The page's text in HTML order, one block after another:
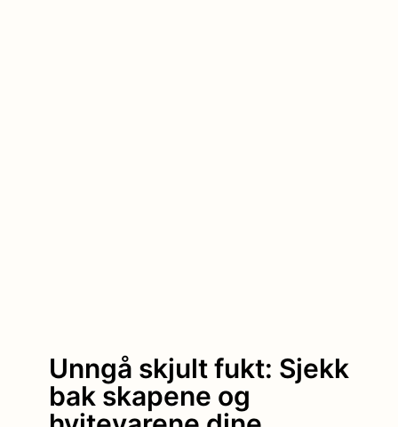
Unngå skjult fukt: Sjekk
bak skapene og